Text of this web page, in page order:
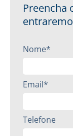
Preencha
Nome*
Email*
Telefone